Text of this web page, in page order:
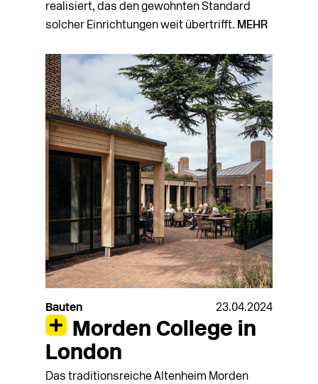
realisiert, das den gewohnten Standard
solcher Einrichtungen weit übertrifft. MEHR
Bauten 23.04.2024
Morden College in
London
Das traditionsreiche Altenheim Morden